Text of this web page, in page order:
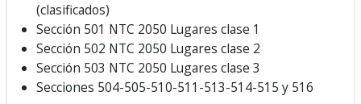
(clasificados)
Sección 501 NTC 2050 Lugares clase 1
Sección 502 NTC 2050 Lugares clase 2
Sección 503 NTC 2050 Lugares clase 3
Secciones 504-505-510-511-513-514-515 y 516